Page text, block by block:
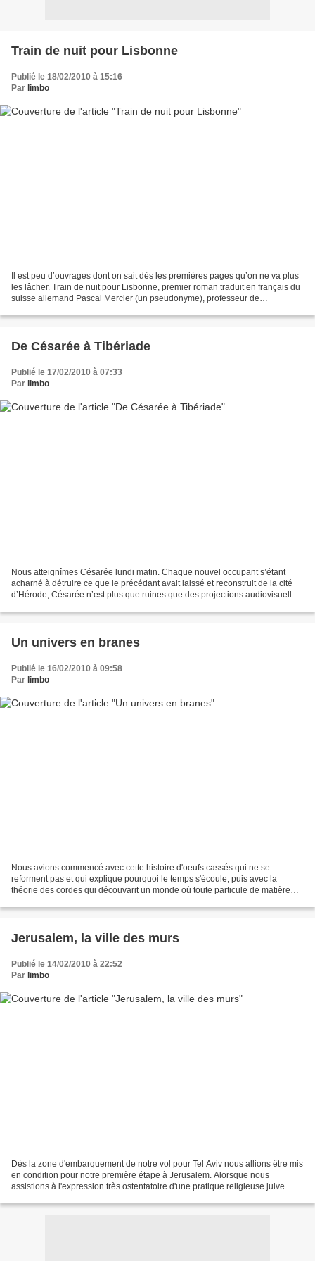
Train de nuit pour Lisbonne
Publié le 18/02/2010 à 15:16
Par limbo
Il est peu d’ouvrages dont on sait dès les premières pages qu’on ne va plus
les lâcher. Train de nuit pour Lisbonne, premier roman traduit en français du
suisse allemand Pascal Mercier (un pseudonyme), professeur de
De Césarée à Tibériade
Publié le 17/02/2010 à 07:33
Par limbo
Nous atteignîmes Césarée lundi matin. Chaque nouvel occupant s’étant
acharné à détruire ce que le précédant avait laissé et reconstruit de la cité
d’Hérode, Césarée n’est plus que ruines que des projections audiovisuelles
Un univers en branes
Publié le 16/02/2010 à 09:58
Par limbo
Nous avions commencé avec cette histoire d'oeufs cassés qui ne se
reforment pas et qui explique pourquoi le temps s'écoule, puis avec la
théorie des cordes qui découvarit un monde où toute particule de matière
Jerusalem, la ville des murs
Publié le 14/02/2010 à 22:52
Par limbo
Dès la zone d'embarquement de notre vol pour Tel Aviv nous allions être mis
en condition pour notre première étape à Jerusalem. Alorsque nous
assistions à l'expression très ostentatoire d'une pratique religieuse juive